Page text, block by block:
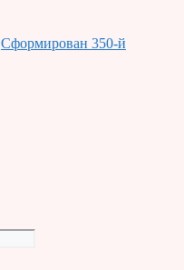
Сформирован 350-й